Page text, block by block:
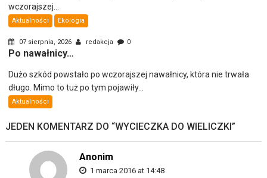
wczorajszej...
Aktualności Ekologia
07 sierpnia, 2026 redakcja 0
Po nawałnicy…
Dużo szkód powstało po wczorajszej nawałnicy, która nie trwała
długo. Mimo to tuż po tym pojawiły...
Aktualności
JEDEN KOMENTARZ DO “WYCIECZKA DO WIELICZKI”
Anonim
1 marca 2016 at 14:48